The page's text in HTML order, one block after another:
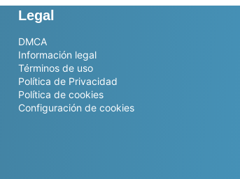
Legal
DMCA
Información legal
Términos de uso
Política de Privacidad
Política de cookies
Configuración de cookies